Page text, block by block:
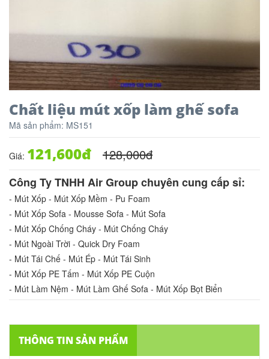
Chất liệu mút xốp làm ghế sofa
Mã sản phẩm: MS151
Giá: 121,600đ 128,000đ
Công Ty TNHH Air Group chuyên cung cấp sỉ:
- Mút Xốp - Mút Xốp Mềm - Pu Foam
- Mút Xốp Sofa - Mousse Sofa - Mút Sofa
- Mút Xốp Chống Cháy - Mút Chống Cháy
- Mút Ngoài Trời - Quick Dry Foam
- Mút Tái Chế - Mút Ép - Mút Tái Sinh
- Mút Xốp PE Tấm - Mút Xốp PE Cuộn
- Mút Làm Nệm - Mút Làm Ghế Sofa - Mút Xốp Bọt Biển
THÔNG TIN SẢN PHẨM